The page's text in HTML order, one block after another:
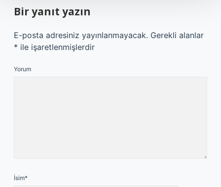
Bir yanıt yazın
E-posta adresiniz yayınlanmayacak. Gerekli alanlar
* ile işaretlenmişlerdir
Yorum
İsim*